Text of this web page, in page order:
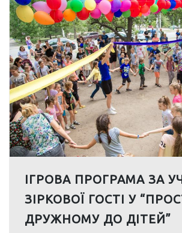
ІГРОВА ПРОГРАМА ЗА
ЗІРКОВОЇ ГОСТІ У
ДРУЖНОМУ ДО ДІТЕЙ”